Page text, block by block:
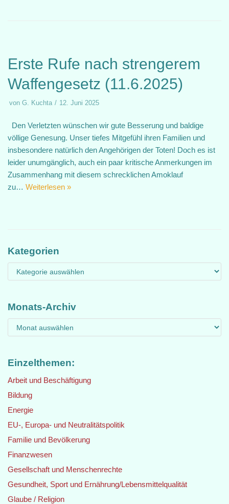
Erste Rufe nach strengerem
Waffengesetz (11.6.2025)
von G. Kuchta 12. Juni 2025
Den Verletzten wünschen wir gute Besserung und baldige
völlige Genesung. Unser tiefes Mitgefühl ihren Familien und
insbesondere natürlich den Angehörigen der Toten! Doch es ist
leider unumgänglich, auch ein paar kritische Anmerkungen im
Zusammenhang mit diesem schrecklichen Amoklauf
zu… Weiterlesen »
Kategorien
Monats-Archiv
Einzelthemen:
Arbeit und Beschäftigung
Bildung
Energie
EU-, Europa- und Neutralitätspolitik
Familie und Bevölkerung
Finanzwesen
Gesellschaft und Menschenrechte
Gesundheit, Sport und Ernährung/Lebensmittelqualität
Glaube / Religion